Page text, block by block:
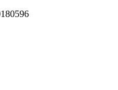
0596